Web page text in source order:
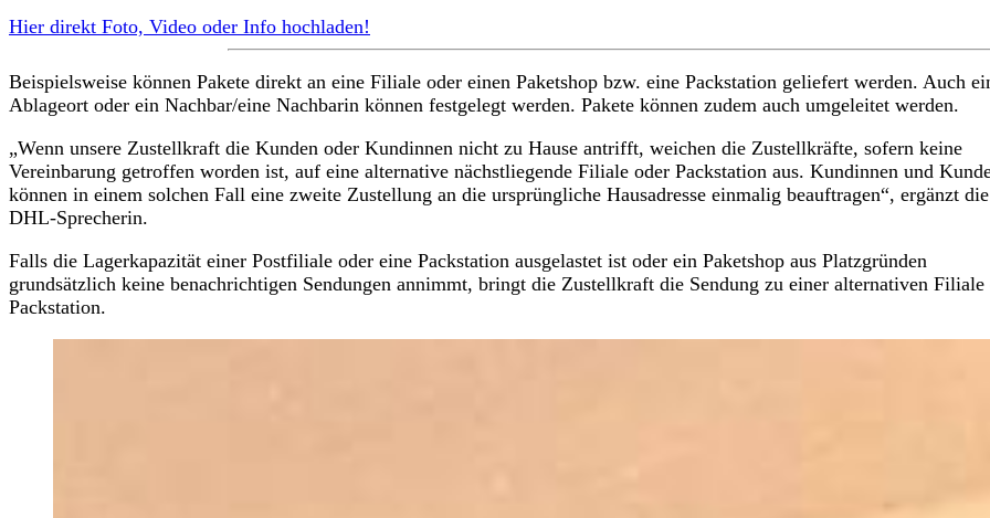
Hier direkt Foto, Video oder Info hochladen!
Beispielsweise können Pakete direkt an eine Filiale oder einen Paketshop bzw. eine Packstation geliefert werden. Auch
Ablageort oder ein Nachbar/eine Nachbarin können festgelegt werden. Pakete können zudem auch umgeleitet werden.
„Wenn unsere Zustellkraft die Kunden oder Kundinnen nicht zu Hause antrifft, weichen die Zustellkräfte, sofern keine
Vereinbarung getroffen worden ist, auf eine alternative nächstliegende Filiale oder Packstation aus. Kundinnen und
können in einem solchen Fall eine zweite Zustellung an die ursprüngliche Hausadresse einmalig beauftragen“, ergänzt die
DHL-Sprecherin.
Falls die Lagerkapazität einer Postfiliale oder eine Packstation ausgelastet ist oder ein Paketshop aus Platzgründen
grundsätzlich keine benachrichtigen Sendungen annimmt, bringt die Zustellkraft die Sendung zu einer alternativen Filiale
Packstation.